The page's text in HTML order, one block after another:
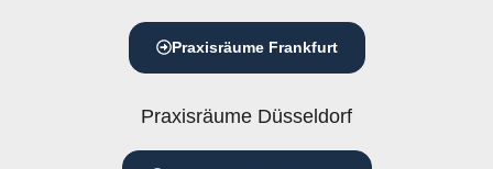
Praxisräume Frankfurt
Praxisräume Düsseldorf